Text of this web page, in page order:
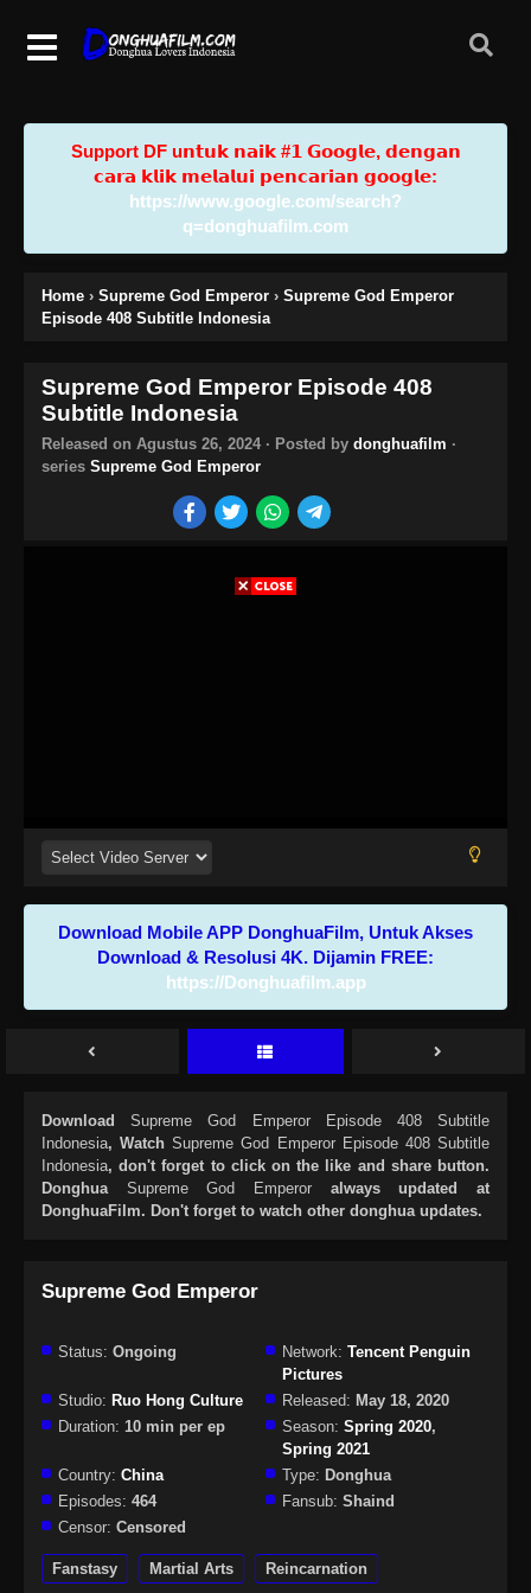
Support DF u𝗻𝘁𝘂𝗸 𝗻𝗮𝗶𝗸 #𝟭 𝗚𝗼𝗼𝗴𝗹𝗲, 𝗱𝗲𝗻𝗴𝗮𝗻
𝗰𝗮𝗿𝗮 𝗸𝗹𝗶𝗸 𝗺𝗲𝗹𝗮𝗹𝘂𝗶 𝗽𝗲𝗻𝗰𝗮𝗿𝗶𝗮𝗻 𝗴𝗼𝗼𝗴𝗹𝗲:
https://www.google.com/search?
q=donghuafilm.com
Home › Supreme God Emperor › Supreme God Emperor
Episode 408 Subtitle Indonesia
Supreme God Emperor Episode 408
Subtitle Indonesia
Released on Agustus 26, 2024 · Posted by donghuafilm ·
series Supreme God Emperor
Download Mobile APP DonghuaFilm, Untuk Akses
Download & Resolusi 4K. Dijamin FREE:
https://Donghuafilm.app
DownloadSupreme God Emperor Episode 408 Subtitle
Indonesia, WatchSupreme God Emperor Episode 408 Subtitle
Indonesia, don't forget to click on the like and share button.
Donghua Supreme God Emperor always updated at
DonghuaFilm. Don't forget to watch other donghua updates.
Supreme God Emperor
Status: Ongoing Network: Tencent Penguin
Pictures
Studio: Ruo Hong Culture Released: May 18, 2020
Duration: 10 min per ep Season: Spring 2020,
Spring 2021
Country: China Type: Donghua
Episodes: 464 Fansub: Shaind
Censor: Censored
Fanstasy Martial Arts Reincarnation